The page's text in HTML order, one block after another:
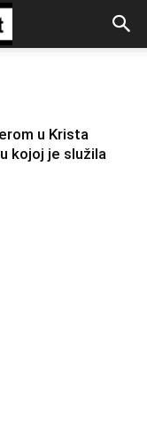
u Krista
kojoj je služila